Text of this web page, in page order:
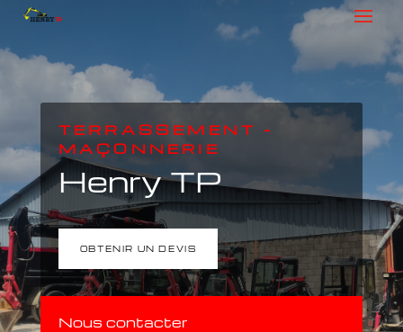
TERRASSEMENT –
MAÇONNERIE
Henry TP
OBTENIR UN DEVIS
Nous contacter